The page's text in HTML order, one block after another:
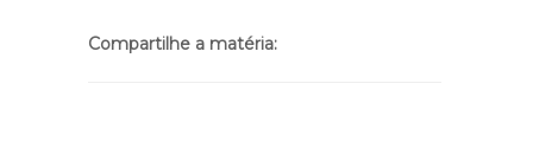
Compartilhe a matéria: